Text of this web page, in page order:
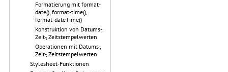
Formatierung mit format-
date(), format-time(),
format-dateTime()
Konstruktion von Datums-,
Zeit-, Zeitstempelwerten
Operationen mit Datums-,
Zeit-, Zeitstempelwerten
Stylesheet-Funktionen